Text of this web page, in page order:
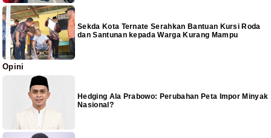
Sekda Kota Ternate Serahkan Bantuan Kursi Roda
dan Santunan kepada Warga Kurang Mampu
Opini
Hedging Ala Prabowo: Perubahan Peta Impor Minyak
Nasional?